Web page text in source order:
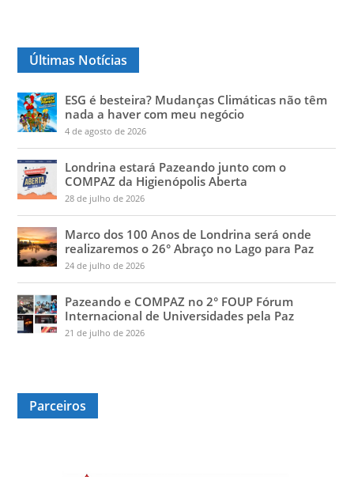
Últimas Notícias
ESG é besteira? Mudanças Climáticas não têm
nada a haver com meu negócio
4 de agosto de 2026
Londrina estará Pazeando junto com o
COMPAZ da Higienópolis Aberta
28 de julho de 2026
Marco dos 100 Anos de Londrina será onde
realizaremos o 26° Abraço no Lago para Paz
24 de julho de 2026
Pazeando e COMPAZ no 2° FOUP Fórum
Internacional de Universidades pela Paz
21 de julho de 2026
Parceiros